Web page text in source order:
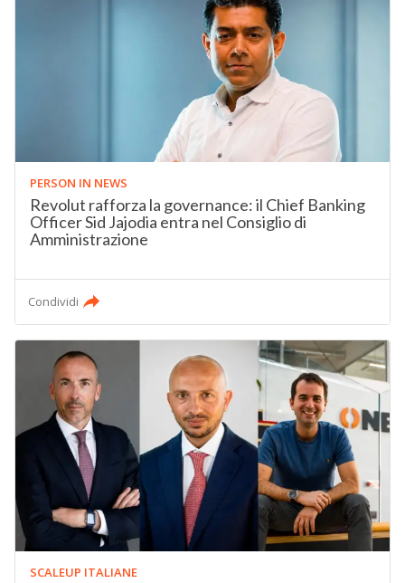
PERSON IN NEWS
Revolut rafforza la governance: il Chief Banking
Officer Sid Jajodia entra nel Consiglio di
Amministrazione
Condividi
SCALEUP ITALIANE